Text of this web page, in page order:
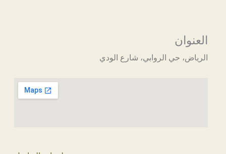
العنوان
الرياض، حي الروابي، شارع الودي